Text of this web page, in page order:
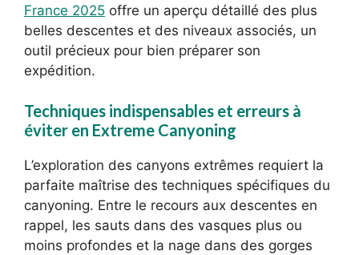
France 2025 offre un aperçu détaillé des plus
belles descentes et des niveaux associés, un
outil précieux pour bien préparer son
expédition.
Techniques indispensables et erreurs à
éviter en Extreme Canyoning
L’exploration des canyons extrêmes requiert la
parfaite maîtrise des techniques spécifiques du
canyoning. Entre le recours aux descentes en
rappel, les sauts dans des vasques plus ou
moins profondes et la nage dans des gorges